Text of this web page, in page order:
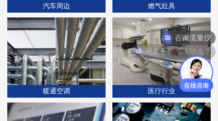
汽车周边 燃气灶具
暖通空调 医疗行业
咨询流量仪
现在有优惠活动么？